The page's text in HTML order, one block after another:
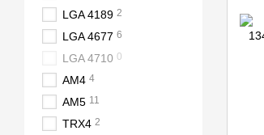
LGA 4189 2
LGA 4677 6
LGA 4710 0
AM4 4
AM5 11
TRX4 2